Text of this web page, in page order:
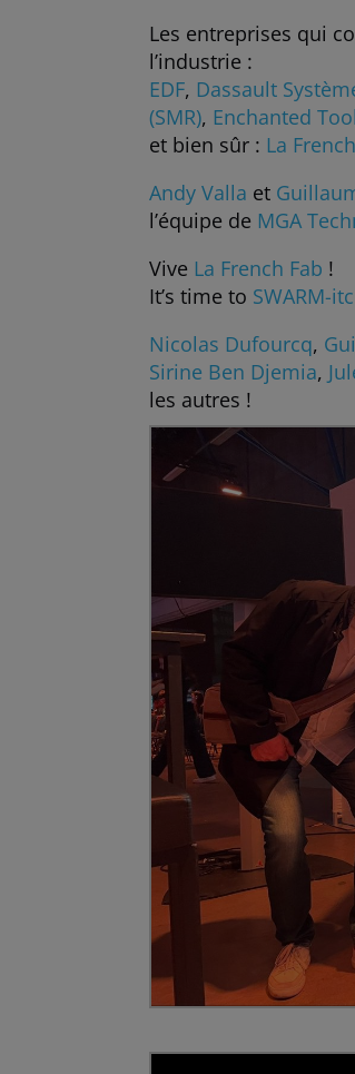
Les entreprises qui
l’industrie :
EDF, Dassault
(SMR), Enchanted
et bien sûr : La
Andy Valla et
l’équipe de MGA
Vive La French Fab !
It’s time to SWARM-itc
Nicolas Dufourcq,
Sirine Ben Djemia,
les autres !